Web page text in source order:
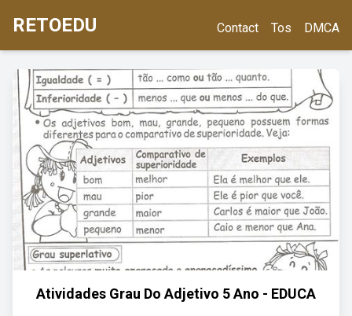
RETOEDU Contact Tos DMCA
Atividades Grau Do Adjetivo 5 Ano - EDUCA